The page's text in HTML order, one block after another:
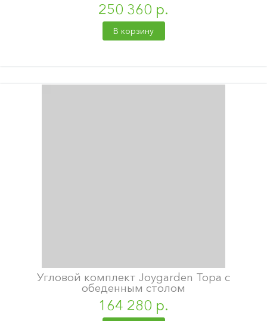
250 360 р.
В корзину
Угловой комплект Joygarden Topa с
обеденным столом
164 280 р.